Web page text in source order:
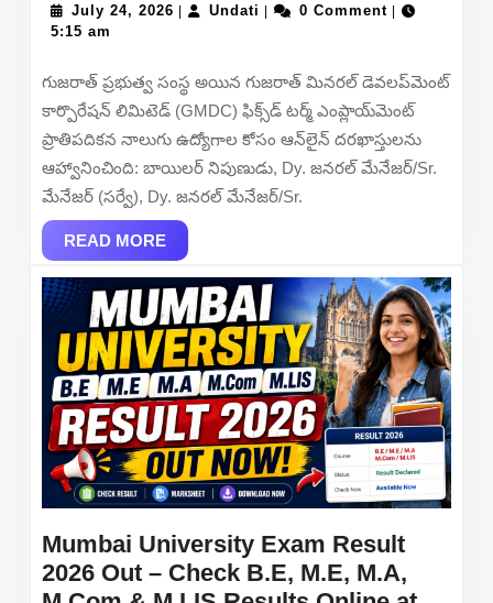
and
More
July 24, 2026 July
Undati Undati0 Comment
5:15 am
గుజరాత్ ప్రభుత్వ సంస్థ అయిన గుజరాత్ మినరల్ డెవలప్‌మెంట్
కార్పొరేషన్ లిమిటెడ్ (GMDC) ఫిక్స్‌డ్ టర్మ్ ఎంప్లాయ్‌మెంట్
ప్రాతిపదికన నాలుగు ఉద్యోగాల కోసం ఆన్‌లైన్ దరఖాస్తులను
ఆహ్వానించింది: బాయిలర్ నిపుణుడు, Dy. జనరల్ మేనేజర్/Sr.
మేనేజర్ (సర్వే), Dy. జనరల్ మేనేజర్/Sr.
READ MOREREAD
MORE
Mumbai University Exam Result
2026 Out – Check B.E, M.E, M.A,